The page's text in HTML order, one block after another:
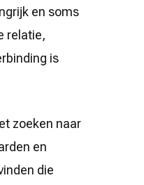
en soms
relatie,
is
zoeken naar
en
die